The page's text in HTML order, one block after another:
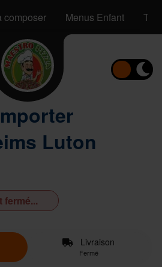
composer Menus Enfant
Luton
fermé...
Livraison
Fermé